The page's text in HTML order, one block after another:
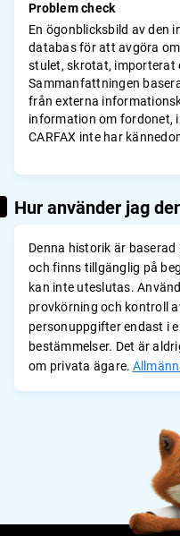
Problem check
En ögonblicksbild av den
databas för att avgöra
stulet, skrotat, importerat
Sammanfattningen
från externa
information om fordonet,
CARFAX inte har
Hur använder jag
Denna historik är
och finns tillgänglig på
kan inte uteslutas.
provkörning och kontroll
personuppgifter endast i
bestämmelser. Det är
om privata ägare.